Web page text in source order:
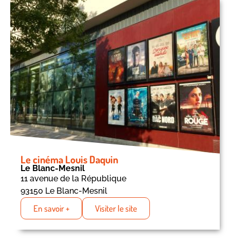
Le cinéma Louis Daquin
Le Blanc-Mesnil
11 avenue de la République
93150 Le Blanc-Mesnil
En savoir + Visiter le site